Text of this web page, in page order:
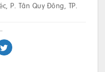
P. Tân Quy Đông, TP.